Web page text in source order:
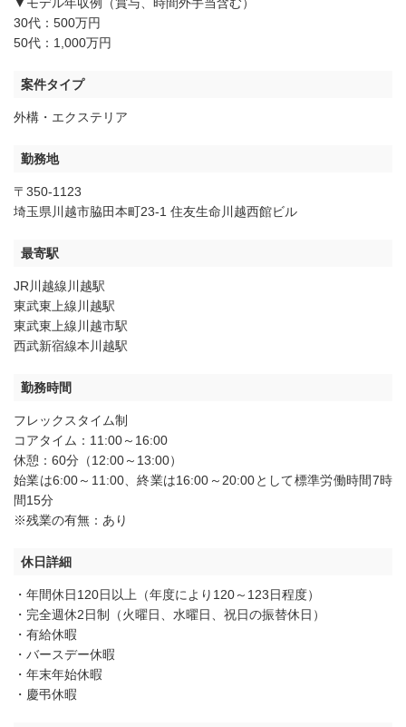
▼モデル年収例（賞与、時間外手当含む）
30代：500万円
50代：1,000万円
案件タイプ
外構・エクステリア
勤務地
〒350-1123
埼玉県川越市脇田本町23-1 住友生命川越西館ビル
最寄駅
JR川越線川越駅
東武東上線川越駅
東武東上線川越市駅
西武新宿線本川越駅
勤務時間
フレックスタイム制
コアタイム：11:00～16:00
休憩：60分（12:00～13:00）
始業は6:00～11:00、終業は16:00～20:00として標準労働時間7時
間15分
※残業の有無：あり
休日詳細
・年間休日120日以上（年度により120～123日程度）
・完全週休2日制（火曜日、水曜日、祝日の振替休日）
・有給休暇
・バースデー休暇
・年末年始休暇
・慶弔休暇